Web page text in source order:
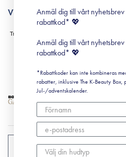
Black Friday
Villkor
Leverans & Retur
Köpvillkor
Prenumerationsvillkor
Cookiepolicy
Anmäl dig till vårt
rabattkod* 💖
Anmäl dig till vårt
rabattkod* 💖
*Rabattkoder kan inte kombineras
rabatter, inklusive The K-Beauty Box,
Jul-/adventskalender.